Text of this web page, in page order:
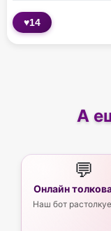
♥14
А
💬
Онлайн
Наш бот